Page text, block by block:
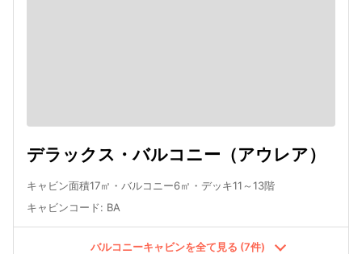
デラックス・バルコニー（アウレア）
キャビン面積17㎡・バルコニー6㎡・デッキ11～13階
キャビンコード: BA
バルコニーキャビンを全て見る (7件)